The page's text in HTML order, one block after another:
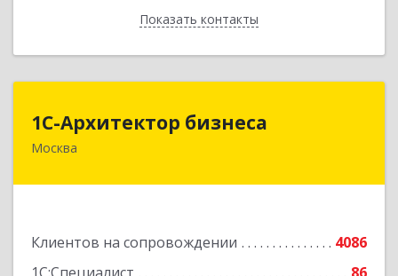
Показать контакты
Назад
1С-Архитектор бизнеса
Москва
Клиентов на сопровождении
4086
1С-Архитектор бизнеса
115114, Москва г, Кожевнический 2-й пер, дом